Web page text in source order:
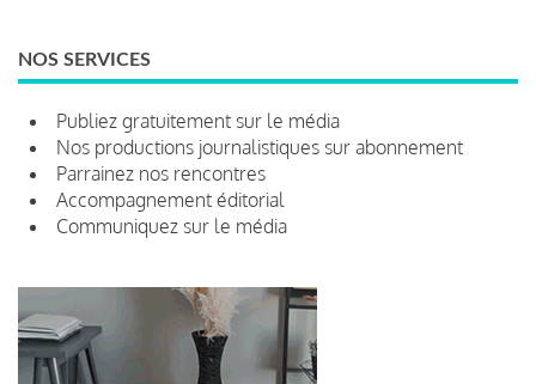
NOS SERVICES
Publiez gratuitement sur le média
Nos productions journalistiques sur abonnement
Parrainez nos rencontres
Accompagnement éditorial
Communiquez sur le média